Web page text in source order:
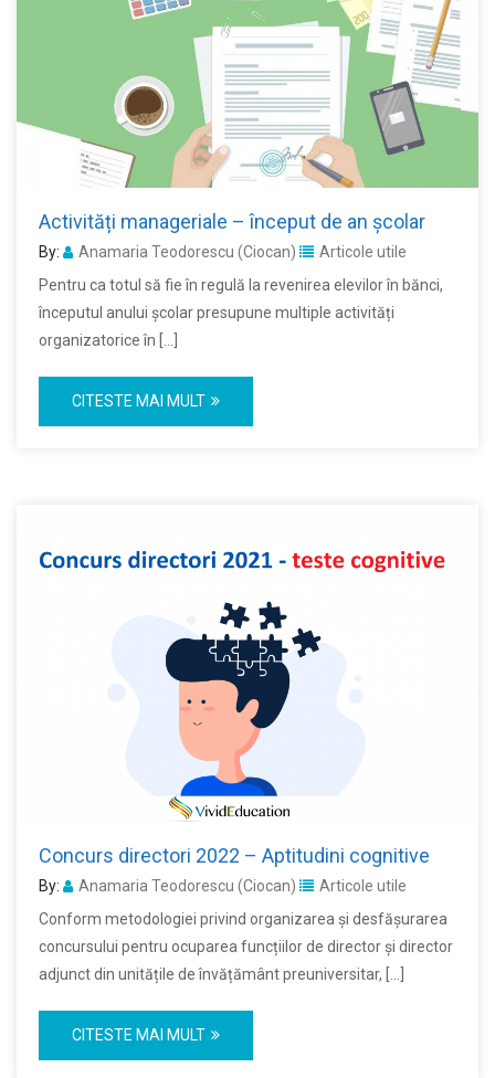
Activități manageriale – început de an școlar
By: Anamaria Teodorescu (Ciocan)
Articole utile
Pentru ca totul să fie în regulă la revenirea elevilor în bănci,
începutul anului școlar presupune multiple activități
organizatorice în […]
CITESTE MAI MULT
Concurs directori 2022 – Aptitudini cognitive
By: Anamaria Teodorescu (Ciocan)
Articole utile
Conform metodologiei privind organizarea și desfășurarea
concursului pentru ocuparea funcțiilor de director și director
adjunct din unitățile de învățământ preuniversitar, […]
CITESTE MAI MULT